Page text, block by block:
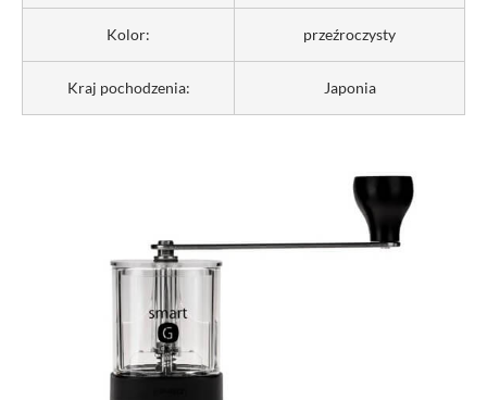
Kolor: przeźroczysty
Kraj pochodzenia: Japonia